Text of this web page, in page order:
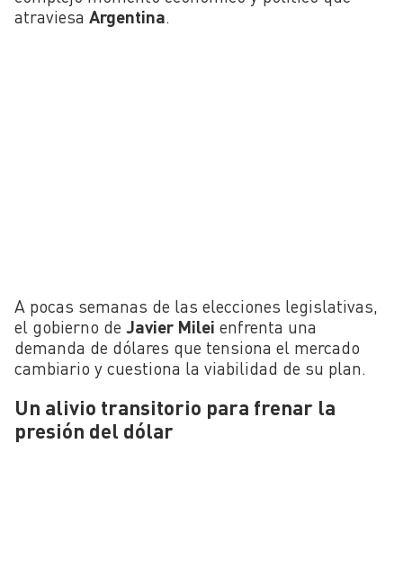
atraviesa Argentina
A pocas semanas de las elecciones legislativas,
el gobierno de Javier Milei enfrenta una
demanda de dólares que tensiona el mercado
cambiario y cuestiona la viabilidad de su plan.
Un alivio transitorio para frenar la
presión del dólar